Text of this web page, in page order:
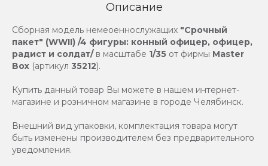
Описание
Сборная модель немеоеннослужащих "Срочный
пакет" (WWII) /4 фигуры: конный офицер, офицер,
радист и солдат/в масштабе 1/35 от фирмы Master
Box (артикул 35212).
Купить данный товар Вы можете в нашем интернет-
магазине и розничном магазине в городе Челябинск.
Внешний вид упаковки, комплектация товара могут
быть изменены производителем без предварительного
уведомления.